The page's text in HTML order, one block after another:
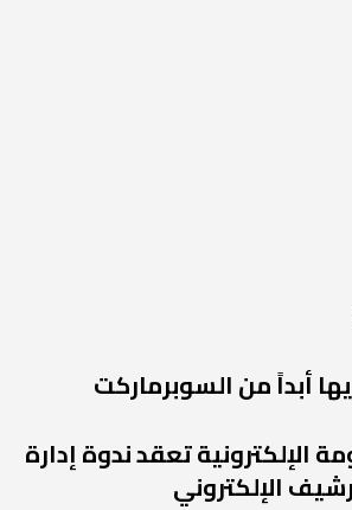
أبداً من السوبرماركت
الإلكترونية تعقد ندوة إدارة
الإلكتروني